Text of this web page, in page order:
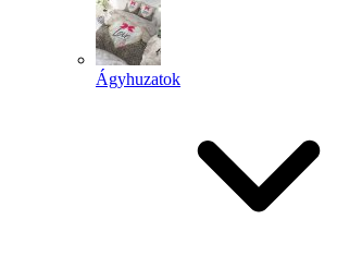
Ágyhuzatok